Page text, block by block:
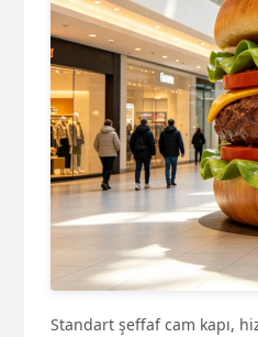
Standart şeffaf cam kapı,